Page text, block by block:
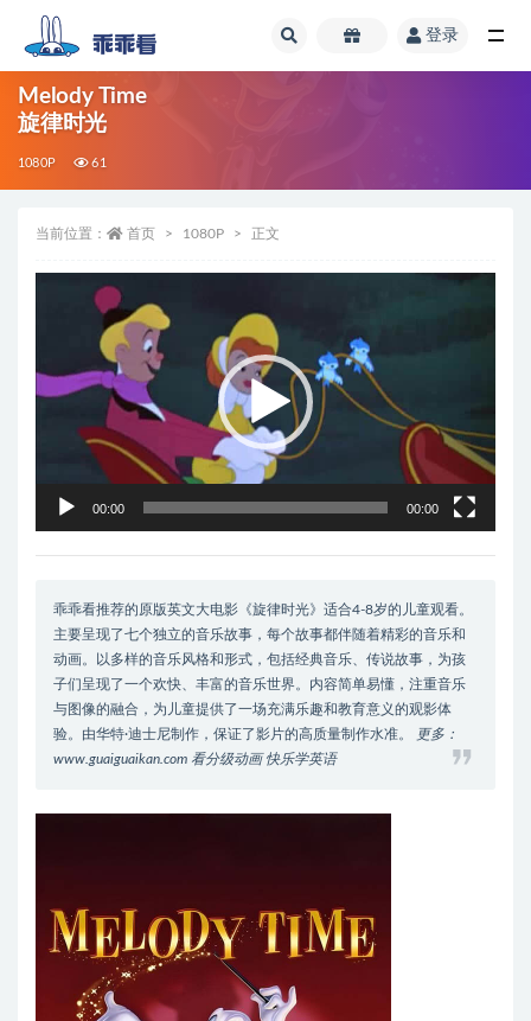
登录
Melody Time
旋律时光
1080P 61
当前位置： 首页 1080P 正文
放
器
00:00 00:00
乖乖看推荐的原版英文大电影《旋律时光》适合4-8岁的儿童观看。
主要呈现了七个独立的音乐故事，每个故事都伴随着精彩的音乐和
动画。以多样的音乐风格和形式，包括经典音乐、传说故事，为孩
子们呈现了一个欢快、丰富的音乐世界。内容简单易懂，注重音乐
与图像的融合，为儿童提供了一场充满乐趣和教育意义的观影体
验。由华特·迪士尼制作，保证了影片的高质量制作水准。
更多：
www.guaiguaikan.com 看分级动画 快乐学英语